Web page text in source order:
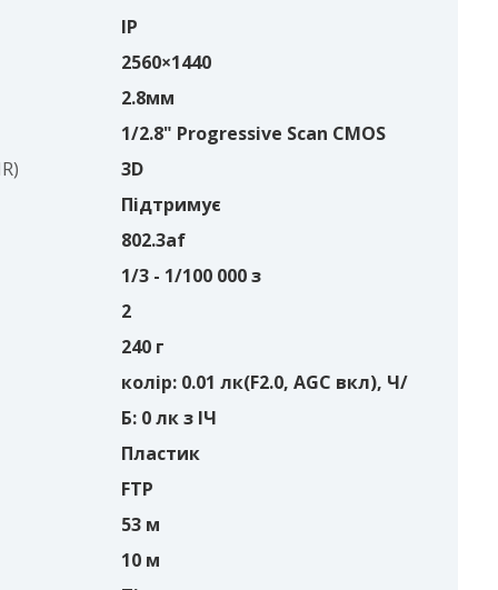
IP
2560×1440
2.8мм
1/2.8" Progressive Scan CMOS
3D
Підтримує
802.3af
1/3 - 1/100 000 з
2
240 г
колір: 0.01 лк(F2.0, AGC вкл), Ч/
Б: 0 лк з ІЧ
Пластик
FTP
53 м
10 м